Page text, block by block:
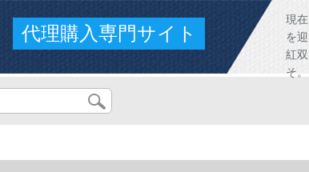
代理購入専門サイト
現
を
紅
そ。